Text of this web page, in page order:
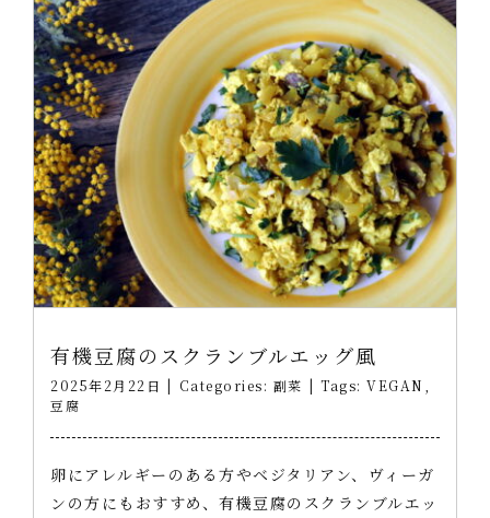
有機豆腐のスクランブルエッグ風
2025年2月22日 | Categories: 副菜 | Tags: VEGAN
豆腐
卵にアレルギーのある方やベジタリアン、ヴィーガ
ンの方にもおすすめ、有機豆腐のスクランブルエッ